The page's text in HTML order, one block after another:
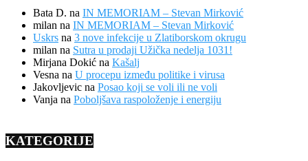
Bata D. na IN MEMORIAM – Stevan Mirković
milan na IN MEMORIAM – Stevan Mirković
Uskrs na 3 nove infekcije u Zlatiborskom okrugu
milan na Sutra u prodaji Užička nedelja 1031!
Mirjana Dokić na Kašalj
Vesna na U procepu između politike i virusa
Jakovljevic na Posao koji se voli ili ne voli
Vanja na Poboljšava raspoloženje i energiju
KATEGORIJE